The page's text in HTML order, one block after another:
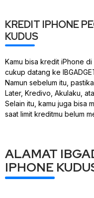
KREDIT IPHONE
KUDUS
Kamu bisa kredit iPhone
cukup datang ke
Namun sebelum itu,
Later, Kredivo, Akulaku,
Selain itu, kamu juga bisa
saat limit kreditmu belum
ALAMAT
IPHONE